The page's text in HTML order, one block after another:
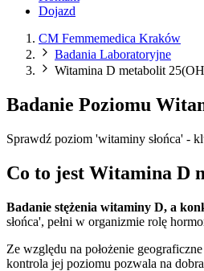
Dojazd
CM Femmemedica Kraków
Badania Laboratoryjne
Witamina D metabolit
Badanie Poziomu
Sprawdź poziom 'witaminy słońca' -
Co to jest Witamina D
Badanie stężenia witaminy D, a
słońca', pełni w organizmie rolę
Ze względu na położenie
kontrola jej poziomu pozwala na